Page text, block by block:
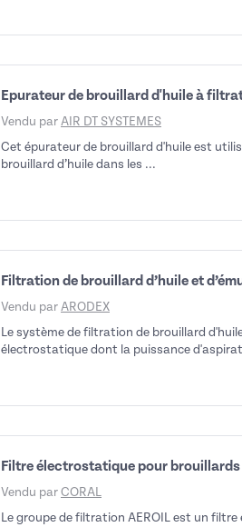
Epurateur de brouillard d'huile à
Vendu par AIR DT SYSTEMES
Cet épurateur de brouillard d'huile est
brouillard d’huile dans les ...
Filtration de brouillard d’huile et
Vendu par ARODEX
Le système de filtration de brouillard
électrostatique dont la puissance
Filtre électrostatique pour brouillards
Vendu par CORAL
Le groupe de filtration AEROIL est un